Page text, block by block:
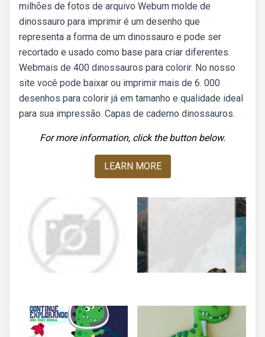
milhões de fotos de arquivo Webum molde de
dinossauro para imprimir é um desenho que
representa a forma de um dinossauro e pode ser
recortado e usado como base para criar diferentes.
Webmais de 400 dinossauros para colorir. No nosso
site você pode baixar ou imprimir mais de 6. 000
desenhos para colorir já em tamanho e qualidade ideal
para sua impressão. Capas de caderno dinossauros.
For more information, click the button below.
LEARN MORE